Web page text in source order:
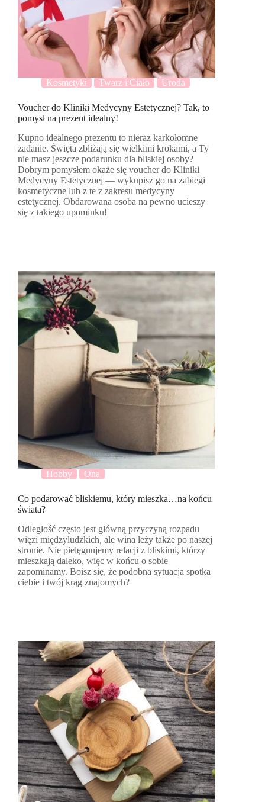
Kosmetyki Twarz i Ciało Uroda
Voucher do Kliniki Medycyny Estetycznej? Tak, to
pomysł na prezent idealny!
Kupno idealnego prezentu to nieraz karkołomne
zadanie. Święta zbliżają się wielkimi krokami, a Ty
nie masz jeszcze podarunku dla bliskiej osoby?
Dobrym pomysłem okaże się voucher do Kliniki
Medycyny Estetycznej — wykupisz go na zabiegi
kosmetyczne lub z te z zakresu medycyny
estetycznej. Obdarowana osoba na pewno ucieszy
się z takiego upominku!
Hobby Ona
Co podarować bliskiemu, który mieszka…na końcu
świata?
Odległość często jest główną przyczyną rozpadu
więzi międzyludzkich, ale wina leży także po naszej
stronie. Nie pielęgnujemy relacji z bliskimi, którzy
mieszkają daleko, więc w końcu o sobie
zapominamy. Boisz się, że podobna sytuacja spotka
ciebie i twój krąg znajomych?